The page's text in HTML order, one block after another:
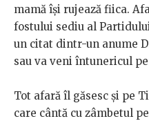
mamă își rujează fiica.
fostului sediu al
un citat dintr-un anume
sau va veni întunericul
Tot afară îl găsesc și pe
care cântă cu zâmbetul